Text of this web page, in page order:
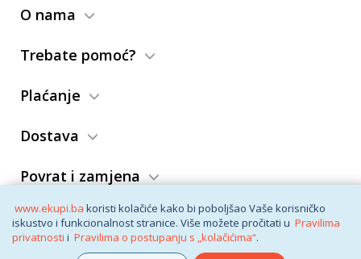
www.ekupi.ba koristi kolačiće kako bi poboljšao Vaše korisničko
iskustvo i funkcionalnost stranice. Više možete pročitati u Pravilima
privatnosti i Pravilima o postupanju s „kolačićima“.
O nama
Trebate pomoć?
Plaćanje
Dostava
Povrat i zamjena
Opći uslovi